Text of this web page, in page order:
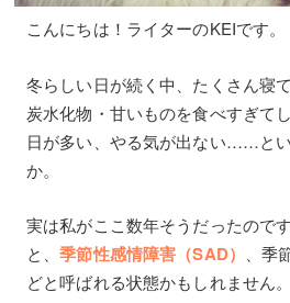
こんにちは！ライターのKEIです。
冬らしい日が続く中、たくさん寝
炭水化物・甘いものを食べすぎて
日が多い、やる気が出ない……と
か。
実は私がここ数年そうだったので
と、季節性感情障害（SAD）
、
どと呼ばれる状態かもしれません。